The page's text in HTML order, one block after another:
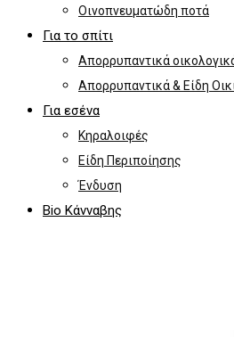
Οινοπνευματώδη ποτά
Για το σπίτι
Απορρυπαντικά
Απορρυπαντικά & Είδη
Για εσένα
Κηραλοιφές
Είδη Περιποίησης
Ένδυση
Bio Κάνναβης